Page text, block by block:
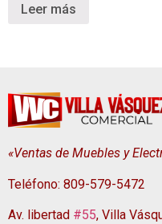
Leer más
«Ventas de Muebles y
Teléfono: 809-579-5472
Av. libertad #55, Villa